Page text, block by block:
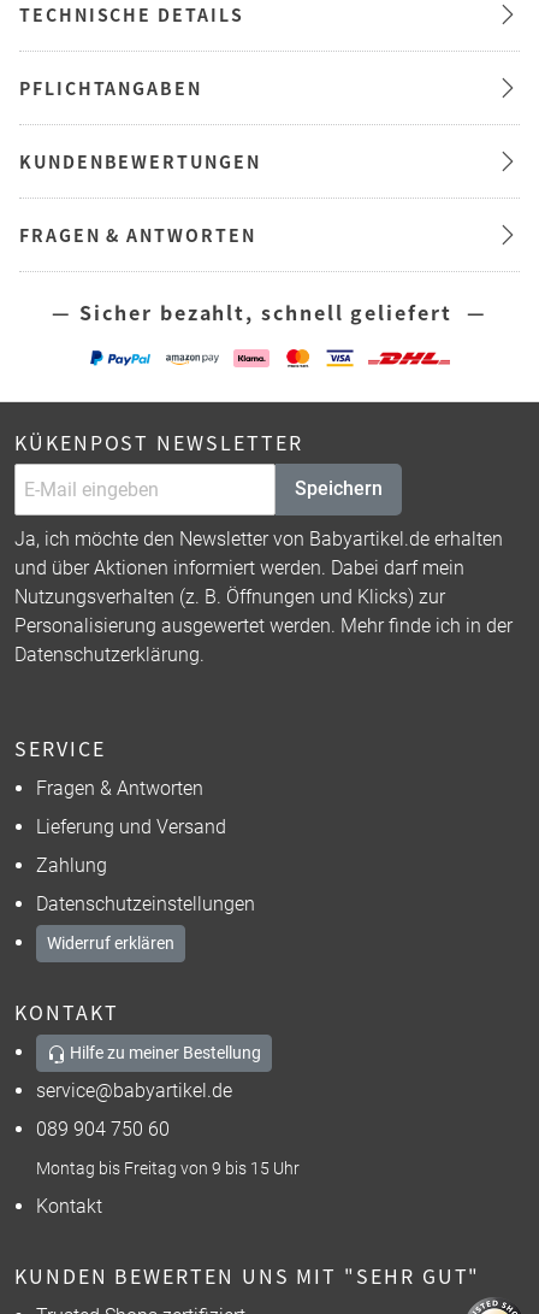
TECHNISCHE DETAILS
PFLICHTANGABEN
KUNDENBEWERTUNGEN
FRAGEN & ANTWORTEN
— Sicher bezahlt, schnell geliefert —
KÜKENPOST NEWSLETTER
Speichern
Ja, ich möchte den Newsletter von Babyartikel.de erhalten
und über Aktionen informiert werden. Dabei darf mein
Nutzungsverhalten (z. B. Öffnungen und Klicks) zur
Personalisierung ausgewertet werden. Mehr finde ich in der
Datenschutzerklärung.
SERVICE
Fragen & Antworten
Lieferung und Versand
Zahlung
Datenschutzeinstellungen
Widerruf erklären
KONTAKT
Hilfe zu meiner Bestellung
service@babyartikel.de
089 904 750 60
Montag bis Freitag von 9 bis 15 Uhr
Kontakt
KUNDEN BEWERTEN UNS MIT "SEHR GUT"